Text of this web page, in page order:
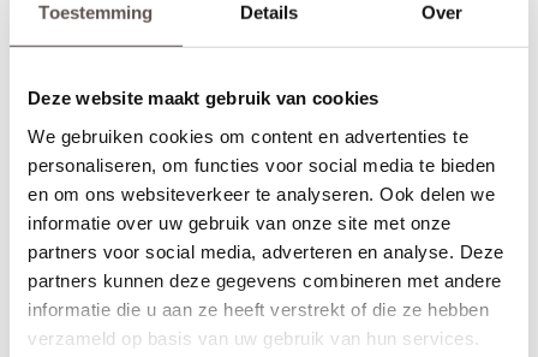
Toestemming Details Over
Deze website maakt gebruik van cookies
We gebruiken cookies om content en advertenties te
personaliseren, om functies voor social media te bieden
en om ons websiteverkeer te analyseren. Ook delen we
informatie over uw gebruik van onze site met onze
partners voor social media, adverteren en analyse. Deze
partners kunnen deze gegevens combineren met andere
informatie die u aan ze heeft verstrekt of die ze hebben
verzameld op basis van uw gebruik van hun services.
juiste draairichting doorgeeft tijdens het bestellen. Omdat Svedex
het slot al in de fabriek infreest, kan de deur niet omgedraaid
worden en is de
keuze tussen links en rechts van groot belang.
Maak je Svedex Form deur compleet
Svedex heeft vijf exclusieve deurkrukken ontwikkeld die specifiek
zijn ontworpen voor de Svedex Form-glasdeuren. Tijdens het
bestellen selecteer je eenvoudig de gewenste kruk in zwart,
brons of RVS, waarna Svedex de deur direct voorziet van de
juiste krukgatboring.